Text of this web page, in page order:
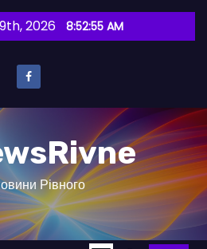
2026 8:52:57 AM
Рівного